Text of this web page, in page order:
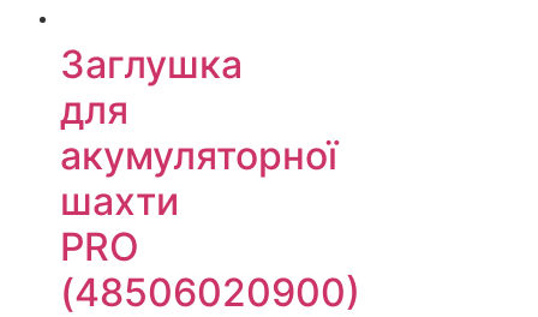
Заглушка
для
акумуляторної
шахти
PRO
(48506020900)